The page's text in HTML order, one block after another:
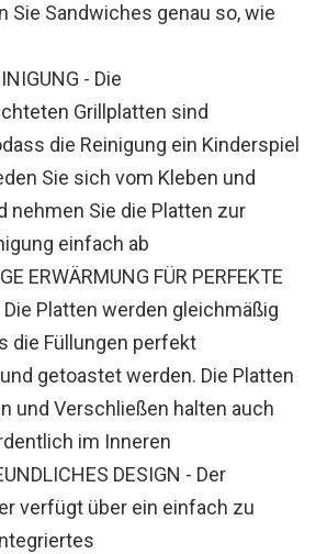
Sie Sandwiches genau so, wie
- Die
Grillplatten sind
die Reinigung ein Kinderspiel
Sie sich vom Kleben und
nehmen Sie die Platten zur
einfach ab
ERWÄRMUNG FÜR PERFEKTE
Die Platten werden gleichmäßig
die Füllungen perfekt
getoastet werden. Die Platten
und Verschließen halten auch
im Inneren
DESIGN - Der
verfügt über ein einfach zu